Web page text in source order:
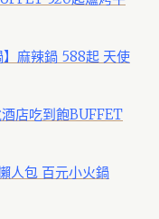
麻辣鍋 588起 天使
店吃到飽BUFFET
人包 百元小火鍋